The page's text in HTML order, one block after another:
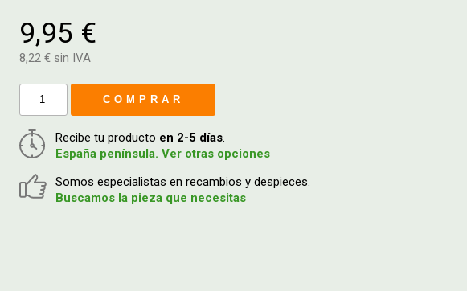
9,95 €
8,22 € sin IVA
COMPRAR
Recibe tu producto en 2-5 días.
España península. Ver otras opciones
Somos especialistas en recambios y despieces.
Buscamos la pieza que necesitas